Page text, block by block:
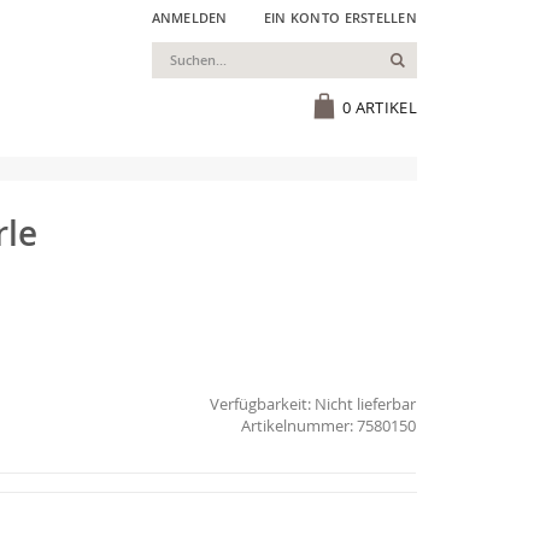
ANMELDEN EIN KONTO ERSTELLEN
0 ARTIKEL
Suchen
Verfügbarkeit: Nicht lieferbar
7580150